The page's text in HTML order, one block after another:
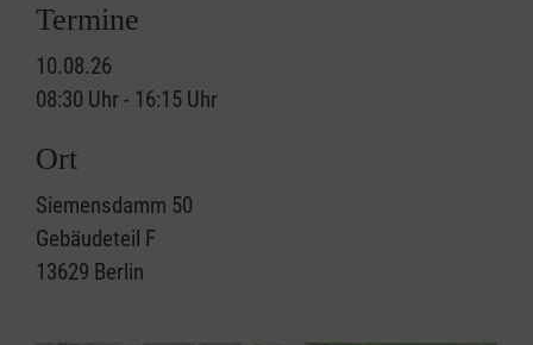
Termine
10.08.26
08:30 Uhr - 16:15 Uhr
Ort
Siemensdamm 50
Gebäudeteil F
13629 Berlin